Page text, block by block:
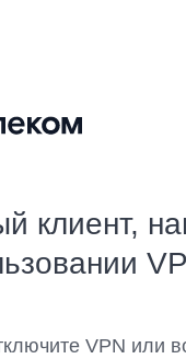
клиент,
VPN или